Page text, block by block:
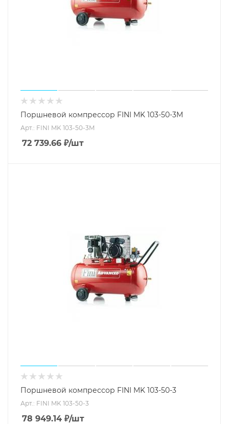
Поршневой компрессор FINI MK 103-50-3M
Арт.: FINI MK 103-50-3M
72 739.66 ₽/шт
Поршневой компрессор FINI MK 103-50-3
Арт.: FINI MK 103-50-3
78 949.14 ₽/шт